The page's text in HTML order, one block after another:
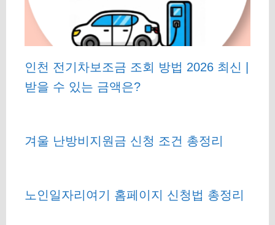
인천 전기차보조금 조회 방법 2026 최신 |
받을 수 있는 금액은?
겨울 난방비지원금 신청 조건 총정리
노인일자리여기 홈페이지 신청법 총정리